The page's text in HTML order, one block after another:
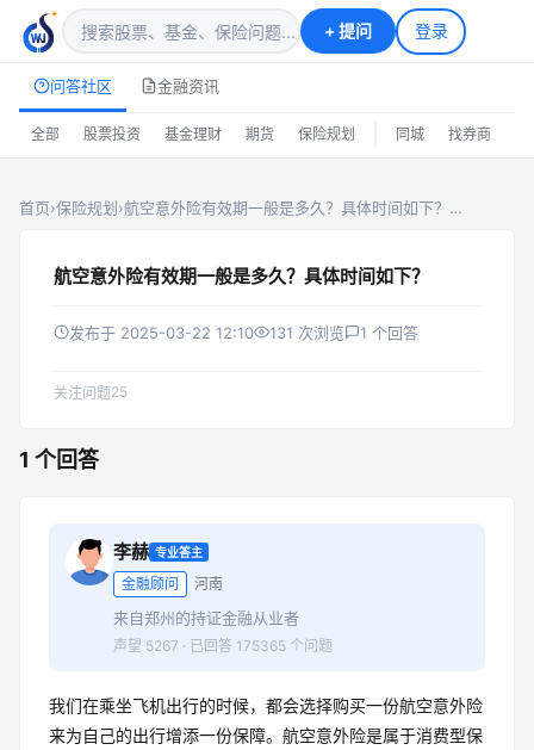
+提问 登录
问答社区 金融资讯
全部 股票投资 基金理财 期货 保险规划 同城 找券商
首页›保险规划›航空意外险有效期一般是多久？具体时间如下？…
航空意外险有效期一般是多久？具体时间如下？
发布于 2025-03-22 12:10 131 次浏览 1 个回答
关注问题25
1 个回答
李赫 专业答主
金融顾问 河南
来自郑州的持证金融从业者
声望 5267 · 已回答 175365 个问题
我们在乘坐飞机出行的时候，都会选择购买一份航空意外险
来为自己的出行增添一份保障。航空意外险是属于消费型保